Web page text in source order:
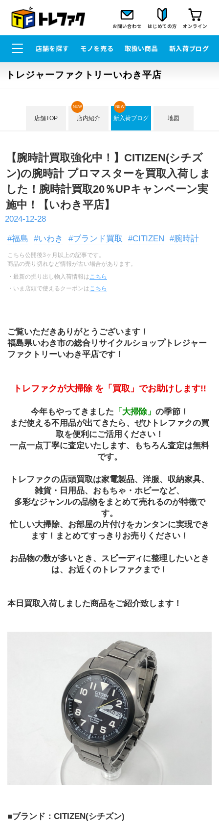
お問い合わせ はじめての方 オンライン
店舗を探す モノを売る 取扱い商品 新入荷ブログ
トレジャーファクトリーいわき平店
店舗TOP 店内紹介
NEW
新入荷ブログ
NEW
地図
【腕時計買取強化中！】CITIZEN(シチズ
ン)の腕時計 プロマスターを買取入荷しま
した！腕時計買取20％UPキャンペーン実
施中！【いわき平店】
2024-12-28
#福島 #いわき #ブランド買取 #CITIZEN #腕時計
こちら公開後3ヶ月以上の記事です。
商品の売り切れなど情報が古い場合があります。
・最新の掘り出し物入荷情報は こちら
・いま店頭で使えるクーポンは こちら
ご覧いただきありがとうございます！
福島県いわき市の総合リサイクルショップトレジャー
ファクトリーいわき平店です！
トレファクが大掃除 を「買取」でお助けします!!
今年もやってきました 「大掃除」 の季節！
まだ使える不用品が出てきたら、ぜひトレファクの買
取を便利にご活用ください！
一点一点丁寧に査定いたします、もちろん査定は無料
です。
トレファクの店頭買取は家電製品、洋服、収納家具、
雑貨・日用品、おもちゃ・ホビーなど、
多彩なジャンルの品物をまとめて売れるのが特徴で
す。
忙しい大掃除、お部屋の片付けをカンタンに実現でき
ます！まとめてすっきりお売りください！
お品物の数が多いとき、スピーディに整理したいとき
は、お近くのトレファクまで！
本日買取入荷しました商品をご紹介致します！
■ブランド：CITIZEN(シチズン)